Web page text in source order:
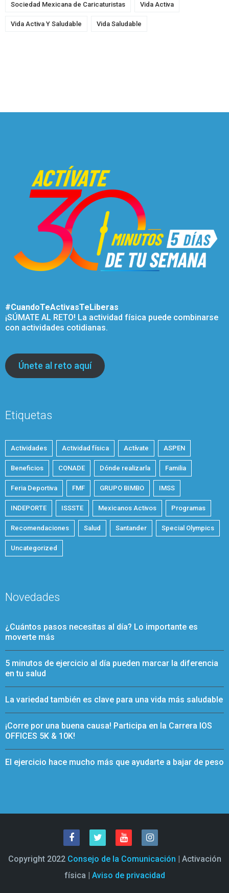
Sociedad Mexicana de Caricaturistas Vida Activa
Vida Activa Y Saludable Vida Saludable
#CuandoTeActivasTeLiberas
¡SÚMATE AL RETO! La actividad física puede combinarse
con actividades cotidianas.
Únete al reto aquí
Etiquetas
Actividades Actividad física Actívate ASPEN
Beneficios CONADE Dónde realizarla Familia
Feria Deportiva FMF GRUPO BIMBO IMSS
INDEPORTE ISSSTE Mexicanos Activos Programas
Recomendaciones Salud Santander Special Olympics
Uncategorized
Novedades
¿Cuántos pasos necesitas al día? Lo importante es
moverte más
5 minutos de ejercicio al día pueden marcar la diferencia
en tu salud
La variedad también es clave para una vida más saludable
¡Corre por una buena causa! Participa en la Carrera IOS
OFFICES 5K & 10K!
El ejercicio hace mucho más que ayudarte a bajar de peso
Copyright 2022 Consejo de la Comunicación | Activación
física | Aviso de privacidad